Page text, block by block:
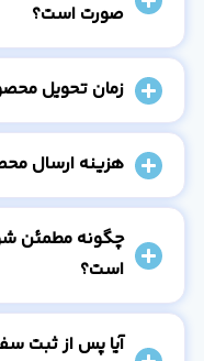
صورت است؟
زمان تحویل
هزینه ارسال
چگونه مطمئن
است؟
آیا پس از ثبت